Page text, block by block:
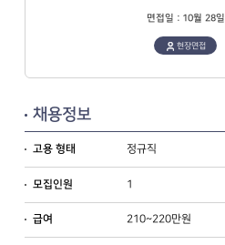
면접일 : 10월 28일
현장면접
채용정보
고용 형태 정규직
모집인원 1
급여 210~220만원